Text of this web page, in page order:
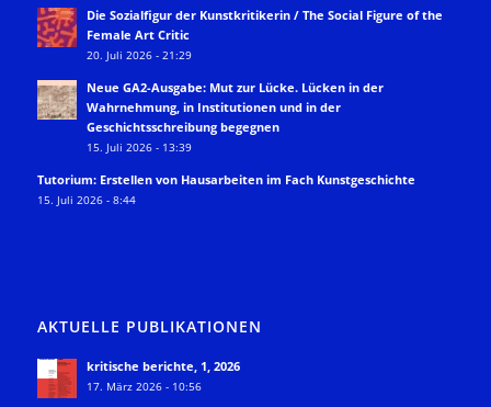
Die Sozialfigur der Kunstkritikerin / The Social Figure of the
Female Art Critic
20. Juli 2026 - 21:29
Neue GA2-Ausgabe: Mut zur Lücke. Lücken in der
Wahrnehmung, in Institutionen und in der
Geschichtsschreibung begegnen
15. Juli 2026 - 13:39
Tutorium: Erstellen von Hausarbeiten im Fach Kunstgeschichte
15. Juli 2026 - 8:44
AKTUELLE PUBLIKATIONEN
kritische berichte, 1, 2026
17. März 2026 - 10:56